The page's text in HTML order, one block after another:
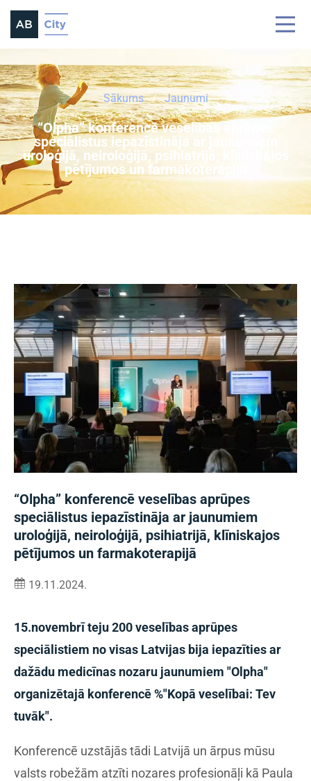
Sākums Jaunumi
“Olpha” konferencē veselības aprūpes
speciālistus iepazīstināja ar jaunumiem
uroloģijā, neiroloģijā, psihiatrijā, klīniskajos
pētījumos un farmakoterapijā
“Olpha” konferencē veselības aprūpes
speciālistus iepazīstināja ar jaunumiem
uroloģijā, neiroloģijā, psihiatrijā, klīniskajos
pētījumos un farmakoterapijā
19.11.2024.
15.novembrī teju 200 veselības aprūpes
speciālistiem no visas Latvijas bija iepazīties ar
dažādu medicīnas nozaru jaunumiem "Olpha"
organizētajā konferencē %"Kopā veselībai: Tev
tuvāk".
Konferencē uzstājās tādi Latvijā un ārpus mūsu
valsts robežām atzīti nozares profesionāļi kā Paula